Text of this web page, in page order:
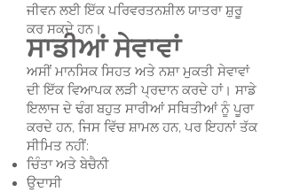
ਜੀਵਨ ਲਈ ਇੱਕ ਪਰਿਵਰਤਨਸ਼ੀਲ ਯਾਤਰਾ ਸ਼ੁਰੂ
ਕਰ ਸਕਦੇ ਹਨ।
ਸਾਡੀਆਂ ਸੇਵਾਵਾਂ
ਅਸੀਂ ਮਾਨਸਿਕ ਸਿਹਤ ਅਤੇ ਨਸ਼ਾ ਮੁਕਤੀ ਸੇਵਾਵਾਂ
ਦੀ ਇੱਕ ਵਿਆਪਕ ਲੜੀ ਪ੍ਰਦਾਨ ਕਰਦੇ ਹਾਂ। ਸਾਡੇ
ਇਲਾਜ ਦੇ ਢੰਗ ਬਹੁਤ ਸਾਰੀਆਂ ਸਥਿਤੀਆਂ ਨੂੰ ਪੂਰਾ
ਕਰਦੇ ਹਨ, ਜਿਸ ਵਿੱਚ ਸ਼ਾਮਲ ਹਨ, ਪਰ ਇਹਨਾਂ ਤੱਕ
ਸੀਮਿਤ ਨਹੀਂ:
ਚਿੰਤਾ ਅਤੇ ਬੇਚੈਨੀ
ਉਦਾਸੀ